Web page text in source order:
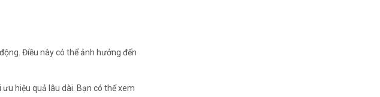
Điều này có thể ảnh hưởng đến
hiệu quả lâu dài. Bạn có thể xem